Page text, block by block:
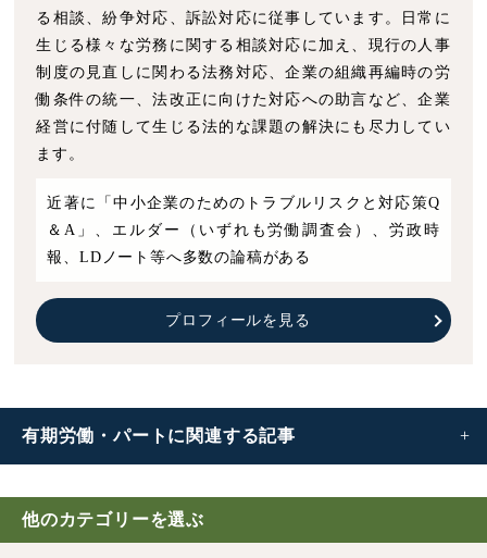
有期労働・パートに 関連する記事
有期労働契約とは？締結や更新、解雇などの基礎知識
他のカテゴリーを選ぶ
る相談、紛争対応、訴訟対応に従事しています。日常に
生じる様々な労務に関する相談対応に加え、現行の人事
制度の見直しに関わる法務対応、企業の組織再編時の労
働条件の統一、法改正に向けた対応への助言など、企業
経営に付随して生じる法的な課題の解決にも尽力してい
ます。
近著に「中小企業のためのトラブルリスクと対応策Q
＆A」、エルダー（いずれも労働調査会）、労政時
報、LDノート等へ多数の論稿がある
プロフィールを見る